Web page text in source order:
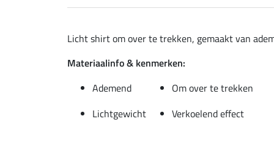
Licht shirt om over te trekken, gemaakt van
Materiaalinfo & kenmerken:
Ademend
Om over te trekken
Lichtgewicht
Verkoelend effect